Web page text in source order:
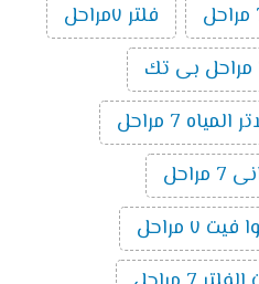
فلتر ٧مراحل
7 مراحل
٧ مراحل